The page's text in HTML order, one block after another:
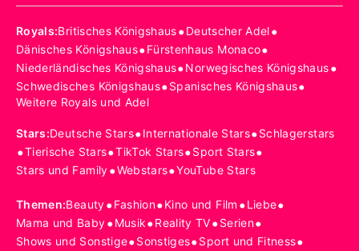
Royals:Britisches Königshaus•Deutscher Adel•
Dänisches Königshaus•Fürstenhaus Monaco•
Niederländisches Königshaus•Norwegisches Königshaus•
Schwedisches Königshaus•Spanisches Königshaus•
Weitere Royals und Adel
Stars:Deutsche Stars•Internationale Stars•Schlagerstars
•Tierische Stars•TikTok Stars•Sport Stars•
Stars und Family•Webstars•YouTube Stars
Themen:Beauty•Fashion•Kino und Film •Liebe•
Mama und Baby•Musik•Reality TV•Serien•
Shows und Sonstige•Sonstiges•Sport und Fitness•